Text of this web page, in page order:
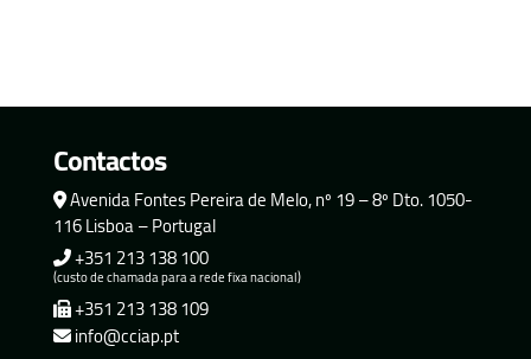
Contactos
Avenida Fontes Pereira de Melo, nº 19 – 8º Dto. 1050-
116 Lisboa – Portugal
+351 213 138 100
(custo de chamada para a rede fixa nacional)
+351 213 138 109
info@cciap.pt